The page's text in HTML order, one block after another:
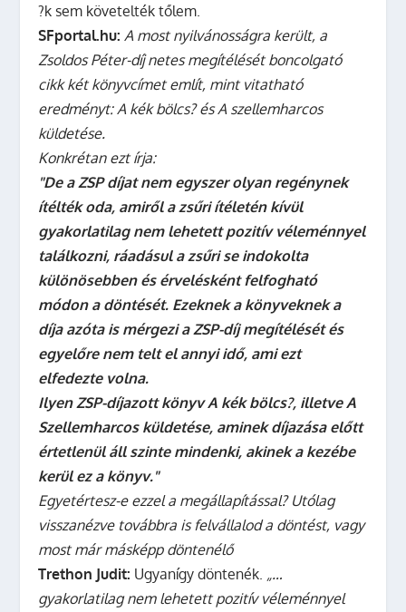
?k sem követelték tőlem.
SFportal.hu: A most nyilvánosságra került, a
Zsoldos Péter-díj netes megítélését boncolgató
cikk két könyvcímet említ, mint vitatható
eredményt: A kék bölcs? és A szellemharcos
küldetése.
Konkrétan ezt írja:
"De a ZSP díjat nem egyszer olyan regénynek
ítélték oda, amiről a zsűri ítéletén kívül
gyakorlatilag nem lehetett pozitív véleménnyel
találkozni, ráadásul a zsűri se indokolta
különösebben és érvelésként felfogható
módon a döntését. Ezeknek a könyveknek a
díja azóta is mérgezi a ZSP-díj megítélését és
egyelőre nem telt el annyi idő, ami ezt
elfedezte volna.
Ilyen ZSP-díjazott könyv A kék bölcs?, illetve A
Szellemharcos küldetése, aminek díjazása előtt
értetlenül áll szinte mindenki, akinek a kezébe
kerül ez a könyv."
Egyetértesz-e ezzel a megállapítással? Utólag
visszanézve továbbra is felvállalod a döntést, vagy
most már másképp döntenélő
Trethon Judit: Ugyanígy döntenék. „…
gyakorlatilag nem lehetett pozitív véleménnyel